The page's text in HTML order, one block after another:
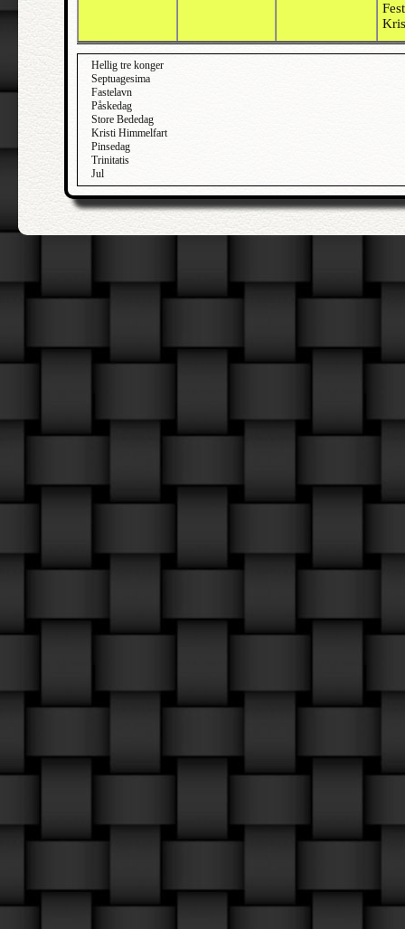
Hellig tre konger
Septuagesima
Fastelavn
Påskedag
Store Bededag
Kristi Himmelfart
Pinsedag
Trinitatis
Jul